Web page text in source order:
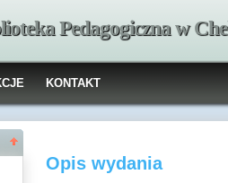
Pedagogiczna w
KONTAKT
Opis wydania